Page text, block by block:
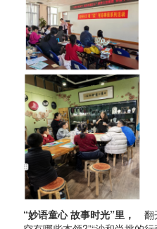
“妙语童心 故事时光”里，
翻